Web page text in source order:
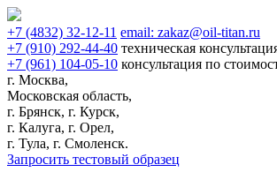
+7 (4832) 32-12-11 email: zakaz@oil-titan.ru
+7 (910) 292-44-40 техническая
+7 (961) 104-05-10 консультация по
г. Москва,
Московская область,
г. Брянск, г. Курск,
г. Калуга, г. Орел,
г. Тула, г. Смоленск.
Запросить тестовый образец